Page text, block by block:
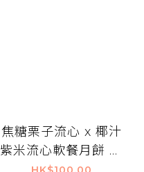
焦糖栗子流心 x 椰汁
紫米流心軟餐月餅 禮